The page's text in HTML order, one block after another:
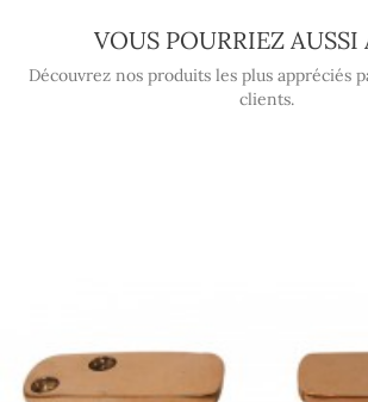
VOUS POURRIEZ AUSSI
Découvrez nos produits les plus appréciés
clients.